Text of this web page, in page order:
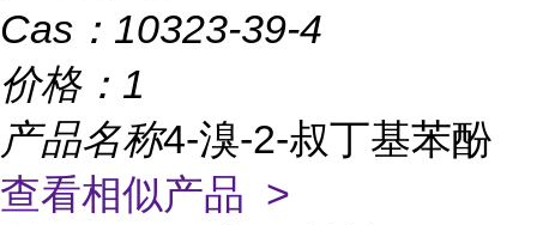
Cas： 10323-39-4
价格： 1
产品名称4-溴-2-叔丁基苯酚
查看相似产品 >